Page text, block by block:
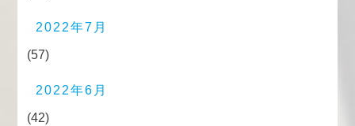
2022年7月
(57)
2022年6月
(42)